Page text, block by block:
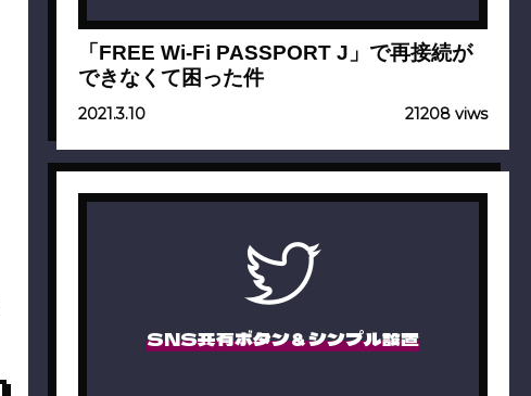
「FREE Wi-Fi PASSPORT J」で再接続が
できなくて困った件
2021.3.10 21208 viws
SNS共有ボタン＆シンプル設置